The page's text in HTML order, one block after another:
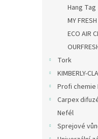
Hang Tag
MY FRESH
ECO AIR
Tork
KIMBERLY-
Profi chemie
Carpex
Nefél
Sprejové